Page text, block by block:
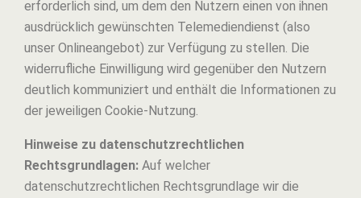
erforderlich sind, um dem den Nutzern einen von ihnen
ausdrücklich gewünschten Telemediendienst (also
unser Onlineangebot) zur Verfügung zu stellen. Die
widerrufliche Einwilligung wird gegenüber den Nutzern
deutlich kommuniziert und enthält die Informationen zu
der jeweiligen Cookie-Nutzung.
Hinweise zu datenschutzrechtlichen
Rechtsgrundlagen: Auf welcher
datenschutzrechtlichen Rechtsgrundlage wir die